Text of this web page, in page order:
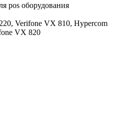
pos оборудования
Verifone VX 810, Hypercom
VX 820